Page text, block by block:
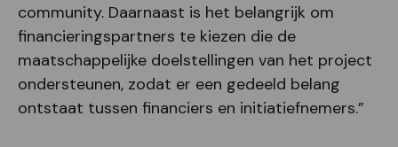
community. Daarnaast is het belangrijk om
financieringspartners te kiezen die de
maatschappelijke doelstellingen van het project
ondersteunen, zodat er een gedeeld belang
ontstaat tussen financiers en initiatiefnemers.”